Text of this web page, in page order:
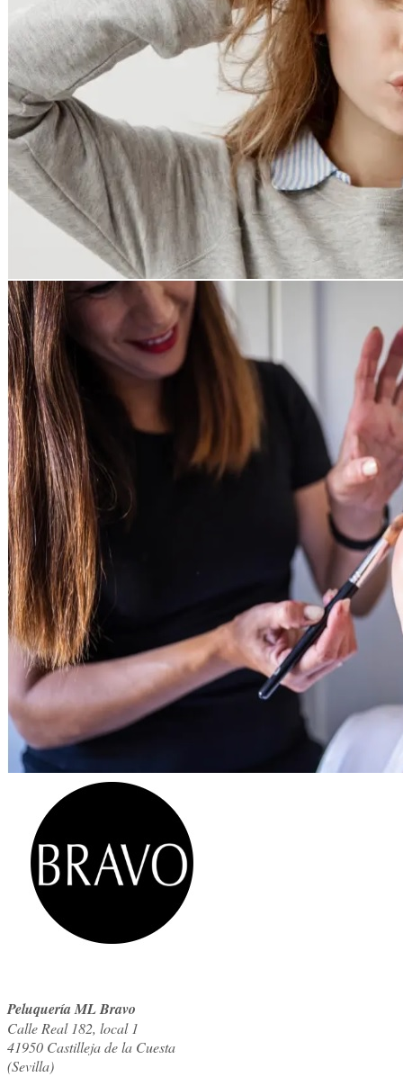
Peluquería ML Bravo
Calle Real 182, local 1
41950 Castilleja de la Cuesta
(Sevilla)